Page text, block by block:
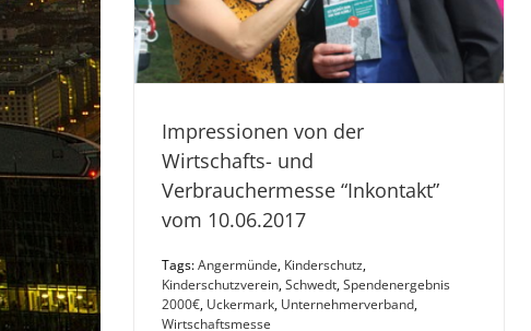
Impressionen von der
Wirtschafts- und
Verbrauchermesse “Inkontakt”
vom 10.06.2017
Tags:Angermünde, Kinderschutz,
Kinderschutzverein,Schwedt,Spendenergebnis
2000€, Uckermark, Unternehmerverband,
Wirtschaftsmesse